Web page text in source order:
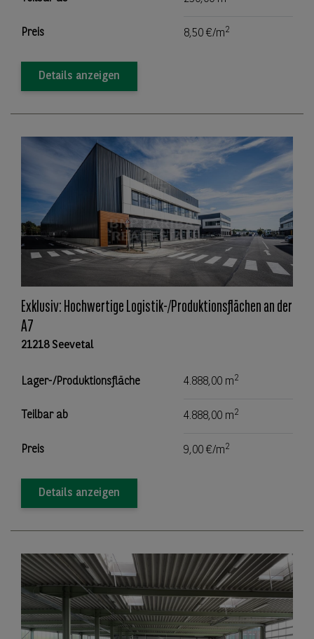
Preis 8,50 €/m2
Details anzeigen
Exklusiv: Hochwertige Logistik-/Produktionsflächen an der
A7
21218 Seevetal
Lager-/Produktionsfläche 4.888,00 m2
Teilbar ab 4.888,00 m2
Preis 9,00 €/m2
Details anzeigen